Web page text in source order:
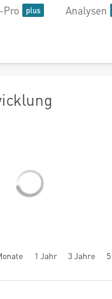
Pro Analysen
1 Jahr 3 Jahre